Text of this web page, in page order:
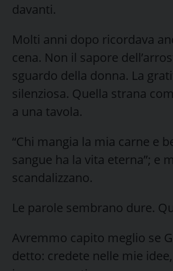
davanti.
Molti anni dopo ricordava
cena. Non il sapore
sguardo della donna. La
silenziosa. Quella strana
a una tavola.
“Chi mangia la mia carne e
sangue ha la vita eterna”; e
scandalizzano.
Le parole sembrano dure.
Avremmo capito meglio se
detto: credete nelle mie